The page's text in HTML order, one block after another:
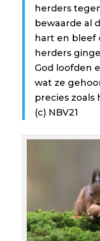
herders
bewaarde al
hart en bleef
herders
God loofden
wat ze
precies zoals
(c) NBV21